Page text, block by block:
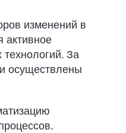
изменений в
активное
За
осуществлены